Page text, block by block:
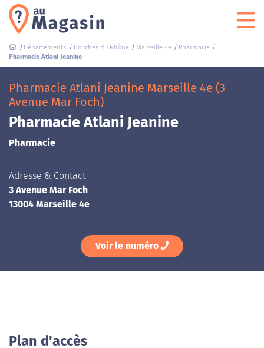
Départements Bouches du Rhône Marseille 4e
Pharmacie
Pharmacie Atlani Jeanine
Pharmacie Atlani Jeanine Marseille 4e (3
Avenue Mar Foch)
Pharmacie Atlani Jeanine
Pharmacie
Adresse & Contact
3 Avenue Mar Foch
13004 Marseille 4e
Voir le numéro
Plan d'accès